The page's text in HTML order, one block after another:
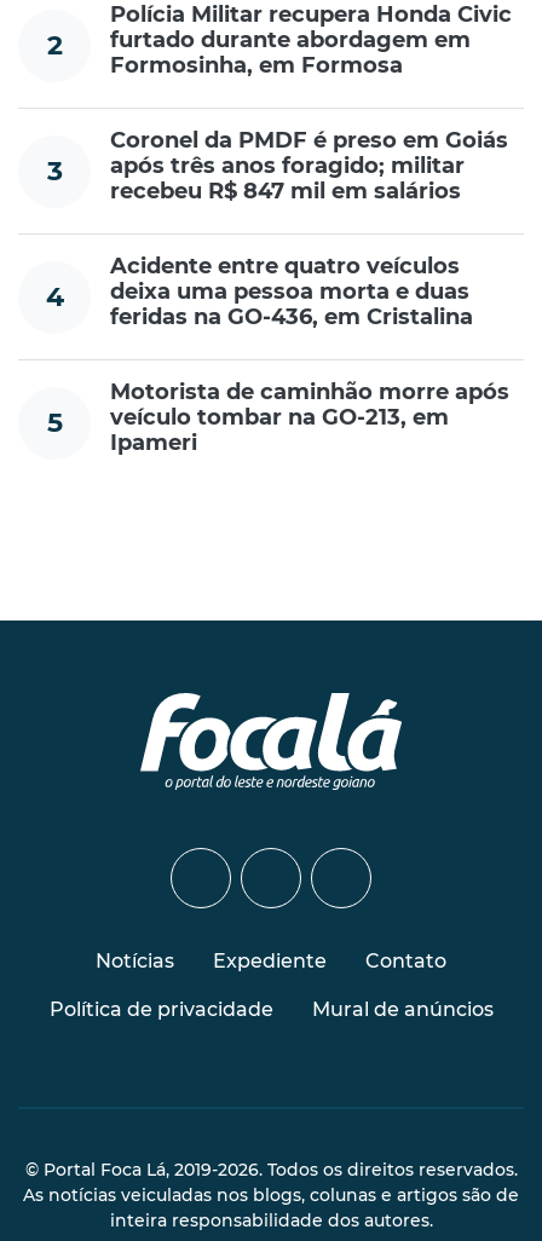
2
Polícia Militar recupera Honda Civic
furtado durante abordagem em
Formosinha, em Formosa
3
Coronel da PMDF é preso em Goiás
após três anos foragido; militar
recebeu R$ 847 mil em salários
4
Acidente entre quatro veículos
deixa uma pessoa morta e duas
feridas na GO-436, em Cristalina
5
Motorista de caminhão morre após
veículo tombar na GO-213, em
Ipameri
Notícias Expediente Contato
Política de privacidade Mural de anúncios
© Portal Foca Lá, 2019-2026. Todos os direitos reservados.
As notícias veiculadas nos blogs, colunas e artigos são de
inteira responsabilidade dos autores.